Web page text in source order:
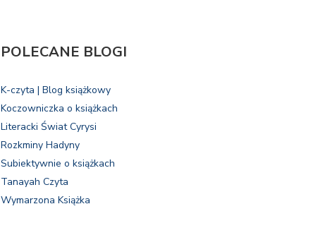
POLECANE BLOGI
K-czyta | Blog książkowy
Koczowniczka o książkach
Literacki Świat Cyrysi
Rozkminy Hadyny
Subiektywnie o książkach
Tanayah Czyta
Wymarzona Książka